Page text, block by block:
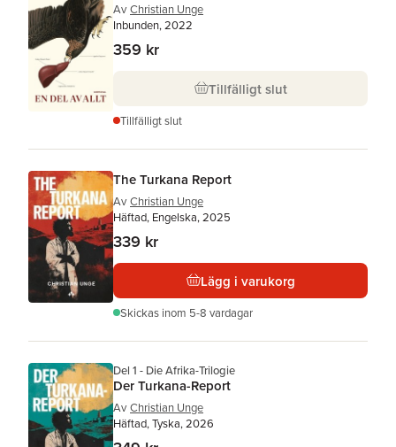
Av Christian Unge
Inbunden, 2022
359 kr
Tillfälligt slut
Tillfälligt slut
The Turkana Report
Av Christian Unge
Häftad, Engelska, 2025
339 kr
Lägg i varukorg
Skickas inom 5-8 vardagar
Del 1 - Die Afrika-Trilogie
Der Turkana-Report
Av Christian Unge
Häftad, Tyska, 2026